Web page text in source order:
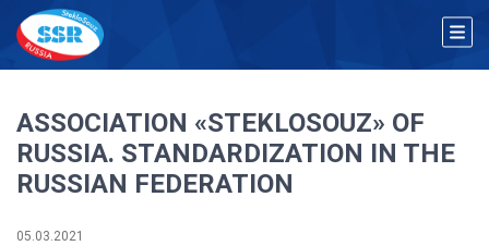
ASSOCIATION «STEKLOSOUZ» OF
RUSSIA. STANDARDIZATION IN THE
RUSSIAN FEDERATION
05.03.2021